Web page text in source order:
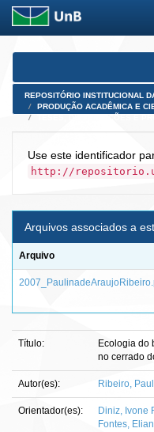
Skip
REPOSITÓRIO INSTITUCIONAL
PRODUÇÃO ACADÊMICA E
Use este identificador
http://
Arquivos associados a
Arquivo
Título:
Ecologia do
no cerrado
Autor(es): Ribeiro,
Orientador(es):
Diniz, Ivone
Fontes,